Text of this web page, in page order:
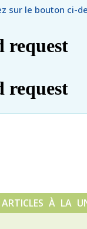
sur le bouton ci-
ARTICLES À LA